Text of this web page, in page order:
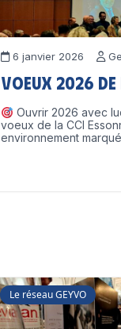
6 janvier 2026
Voeux 2026 de
Ouvrir 2026 avec
voeux de la CCI
environnement
Le réseau GEYVO